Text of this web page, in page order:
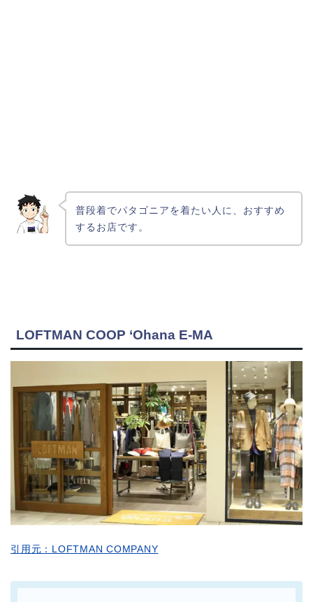
普段着でパタゴニアを着たい人に、おすすめ
するお店です。
LOFTMAN COOP ‘Ohana E-MA
引用元：LOFTMAN COMPANY